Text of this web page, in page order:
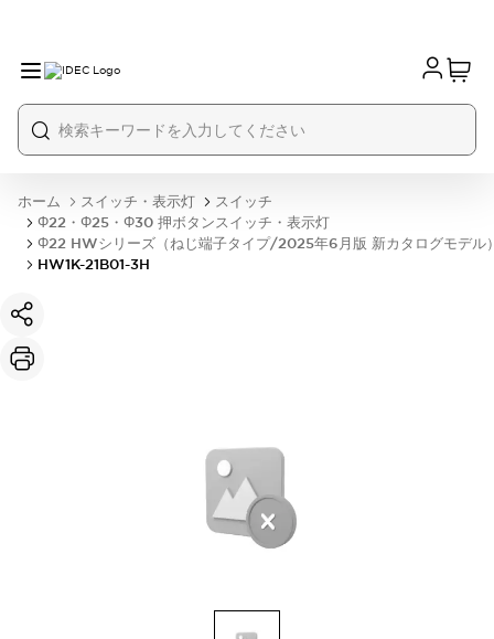
ホーム スイッチ・表示灯
スイッチ
Φ22・Φ25・Φ30 押ボタンスイッチ・表示灯
Φ22 HWシリーズ（ねじ端子タイプ/2025年6月版 新カタログモデル
HW1K-21B01-3H